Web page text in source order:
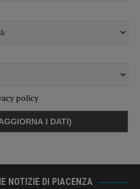
policy
NOTIZIE DI PIACENZA